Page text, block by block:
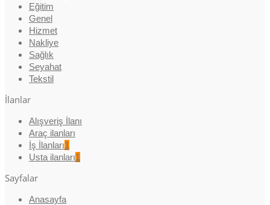
Eğitim
Genel
Hizmet
Nakliye
Sağlık
Seyahat
Tekstil
İlanlar
Alışveriş İlanı
Araç ilanları
İş İlanları1
Usta ilanları1
Sayfalar
Anasayfa